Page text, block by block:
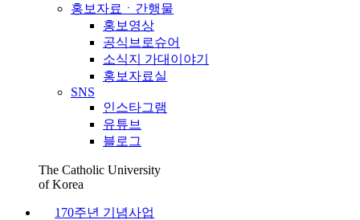
홍보자료ㆍ간행물
홍보영상
공식브로슈어
소식지 가대이야기
홍보자료실
SNS
인스타그램
유튜브
블로그
The Catholic University
of Korea
170주년 기념사업